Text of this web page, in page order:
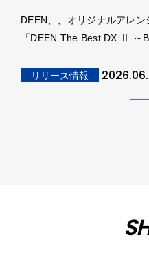
DEEN、、オリジナルアレ
「DEEN The Best DX Ⅱ ～
リリース情報